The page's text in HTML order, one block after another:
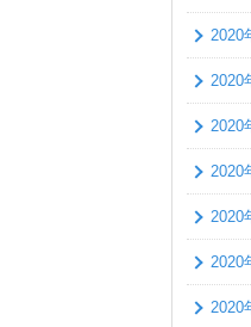
2020
2020
2020
2020
2020
2020
2020